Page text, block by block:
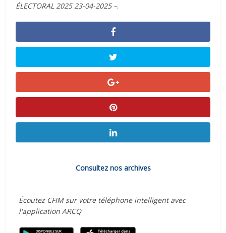
ÉLECTORAL 2025 23-04-2025 –.
Consultez nos archives
Écoutez CFIM sur votre téléphone intelligent avec
l'application ARCQ